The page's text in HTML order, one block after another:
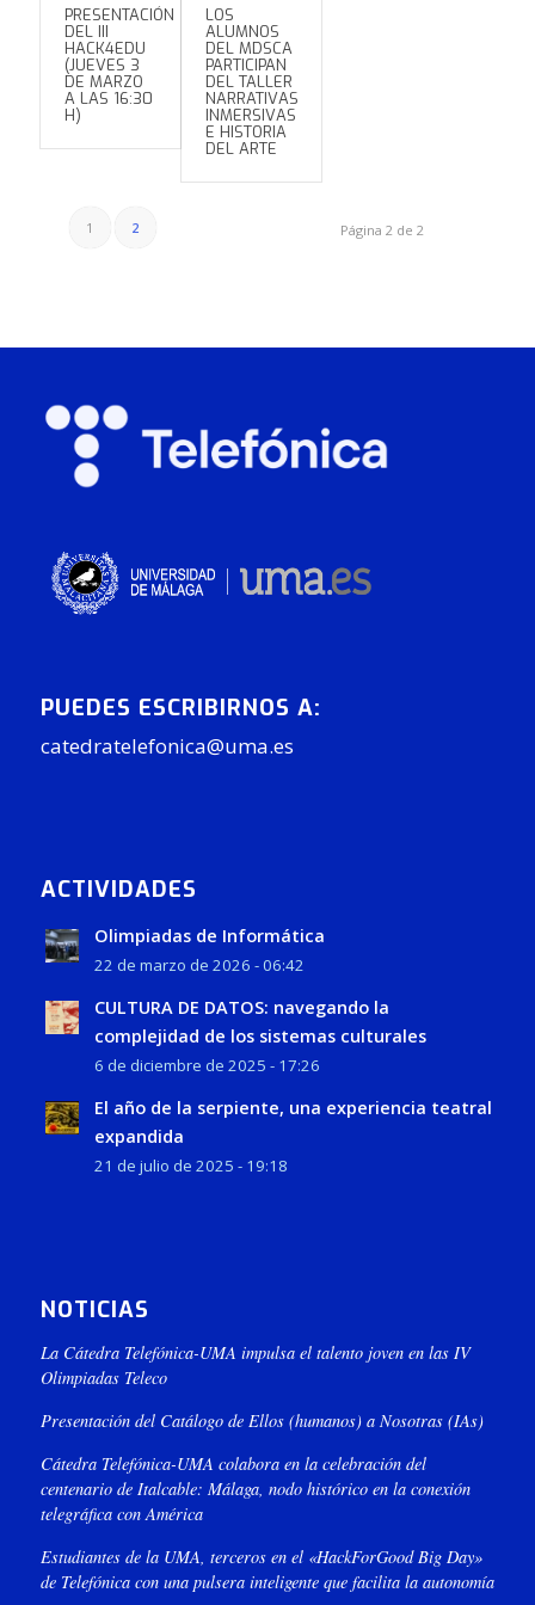
PRESENTACIÓN
DEL III
HACK4EDU
(JUEVES 3
DE MARZO
A LAS 16:30
H)
LOS
ALUMNOS
DEL MDSCA
PARTICIPAN
DEL TALLER
NARRATIVAS
INMERSIVAS
E HISTORIA
DEL ARTE
Página 2 de 2
1 2
PUEDES ESCRIBIRNOS A:
catedratelefonica@uma.es
ACTIVIDADES
Olimpiadas de Informática
22 de marzo de 2026 - 06:42
CULTURA DE DATOS: navegando la
complejidad de los sistemas culturales
6 de diciembre de 2025 - 17:26
El año de la serpiente, una experiencia teatral
expandida
21 de julio de 2025 - 19:18
NOTICIAS
La Cátedra Telefónica-UMA impulsa el talento joven en las IV
Olimpiadas Teleco
Presentación del Catálogo de Ellos (humanos) a Nosotras (IAs)
Cátedra Telefónica-UMA colabora en la celebración del
centenario de Italcable: Málaga, nodo histórico en la conexión
telegráfica con América
Estudiantes de la UMA, terceros en el «HackForGood Big Day»
de Telefónica con una pulsera inteligente que facilita la autonomía